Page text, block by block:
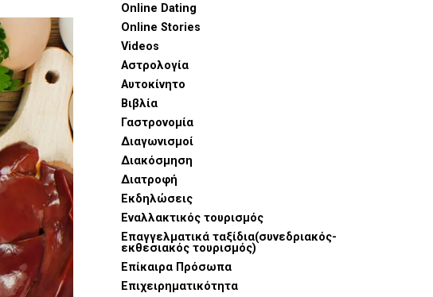
Online Dating
Online Stories
Videos
Αστρολογία
Αυτοκίνητο
Βιβλία
Γαστρονομία
Διαγωνισμοί
Διακόσμηση
Διατροφή
Εκδηλώσεις
Εναλλακτικός τουρισμός
Επαγγελματικά ταξίδια(συνεδριακός-
εκθεσιακός τουρισμός)
Επίκαιρα Πρόσωπα
Επιχειρηματικότητα